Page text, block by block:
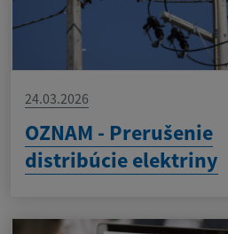
24.03.2026
OZNAM - Prerušenie
distribúcie elektriny